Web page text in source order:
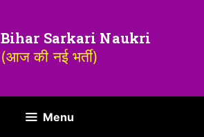
Bihar Sarkari Naukri
(आज की नई भर्ती)
Menu